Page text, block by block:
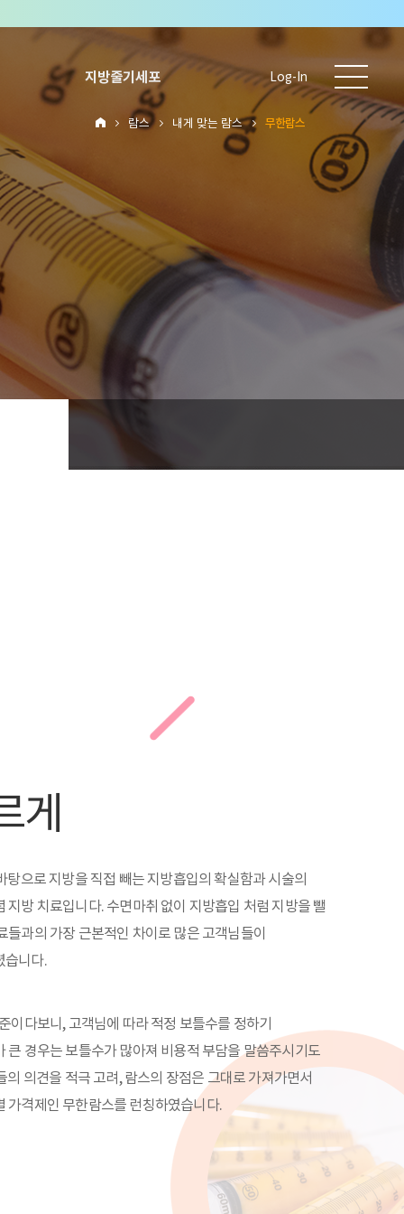
지방줄기세포 Log-In
람스 내게 맞는 람스 무한람스
게
으로 지방을 직접 빼는 지방흡입의 확실함과 시술의
방 치료입니다. 수면마취 없이 지방흡입 처럼 지방을 뺄
과의 가장 근본적인 차이로 많은 고객님들이
습니다.
이다보니, 고객님에 따라 적정 보틀수를 정하기
큰 경우는 보틀수가 많아져 비용적 부담을 말씀주시기도
의견을 적극 고려, 람스의 장점은 그대로 가져가면서
가격제인 무한람스를 런칭하였습니다.